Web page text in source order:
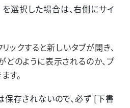
択した場合は、右側にサイ
ックすると新しいタブが開き、
のように表示されるのか、プ
す。
保存されないので、必ず [下書